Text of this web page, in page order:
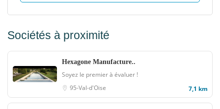
Sociétés à proximité
Hexagone Manufacture..
Soyez le premier à évaluer !
95-Val-d'Oise
7,1 km